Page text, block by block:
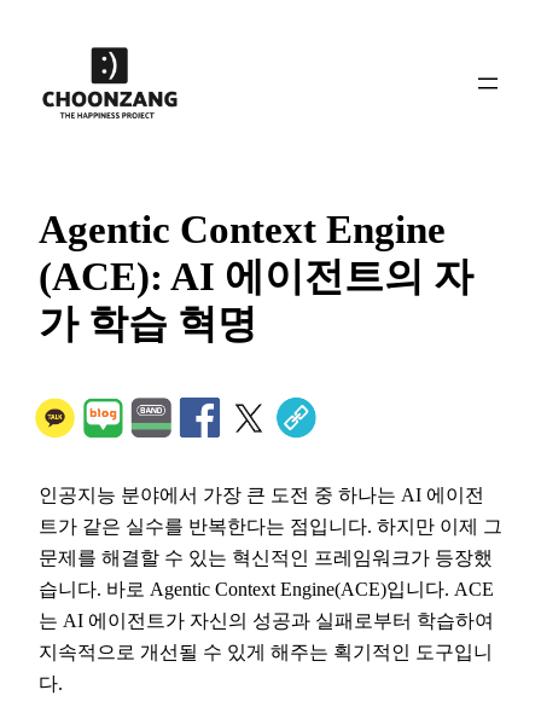
Agentic Context Engine
(ACE): AI 에이전트의 자
가 학습 혁명
인공지능 분야에서 가장 큰 도전 중 하나는 AI 에이전
트가 같은 실수를 반복한다는 점입니다. 하지만 이제 그
문제를 해결할 수 있는 혁신적인 프레임워크가 등장했
습니다. 바로 Agentic Context Engine(ACE)입니다. ACE
는 AI 에이전트가 자신의 성공과 실패로부터 학습하여
지속적으로 개선될 수 있게 해주는 획기적인 도구입니
다.